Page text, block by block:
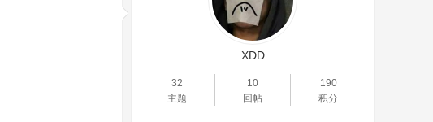
XDD
32
主题
10
回帖
190
积分